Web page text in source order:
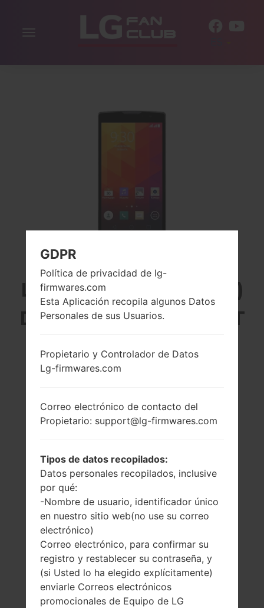
Alternar
LG H441ZY (LGH441ZY)
DE LA SERIE LG SPIRIT
(~69.1% relación
pantalla-cuerpo)
píxeles por
pulgada)
124.4 gramos
(4.37 onzas)
Extraíble Li-Ion
2100 mAh
A53, Qualcomm
MSM8916
GDPR
Política de privacidad de lg-
firmwares.com
Esta Aplicación recopila algunos Datos
Personales de sus Usuarios.
Propietario y Controlador de Datos
Lg-firmwares.com
Correo electrónico de contacto del
Propietario: support@lg-firmwares.com
Tipos de datos recopilados:
Datos personales recopilados, inclusive
por qué:
-Nombre de usuario, identificador único
en nuestro sitio web(no use su correo
electrónico)
Correo electrónico, para confirmar su
registro y restablecer su contraseña, y
(si Usted lo ha elegido explícitamente)
enviarle Correos electrónicos
promocionales de Equipo de LG